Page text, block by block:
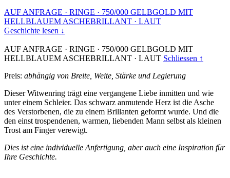
AUF ANFRAGE · RINGE · 750/000 GELBGOLD MIT
HELLBLAUEM ASCHEBRILLANT · LAUT
Geschichte lesen ↓
AUF ANFRAGE · RINGE · 750/000 GELBGOLD MIT
HELLBLAUEM ASCHEBRILLANT · LAUT Schliessen ↑
Preis: abhängig von Breite, Weite, Stärke und Legierung
Dieser Witwenring trägt eine vergangene Liebe inmitten und wie
unter einem Schleier. Das schwarz anmutende Herz ist die Asche
des Verstorbenen, die zu einem Brillanten geformt wurde. Und die
den einst trospendenen, warmen, liebenden Mann selbst als kleinen
Trost am Finger verewigt.
Dies ist eine individuelle Anfertigung, aber auch eine Inspiration für
Ihre Geschichte.